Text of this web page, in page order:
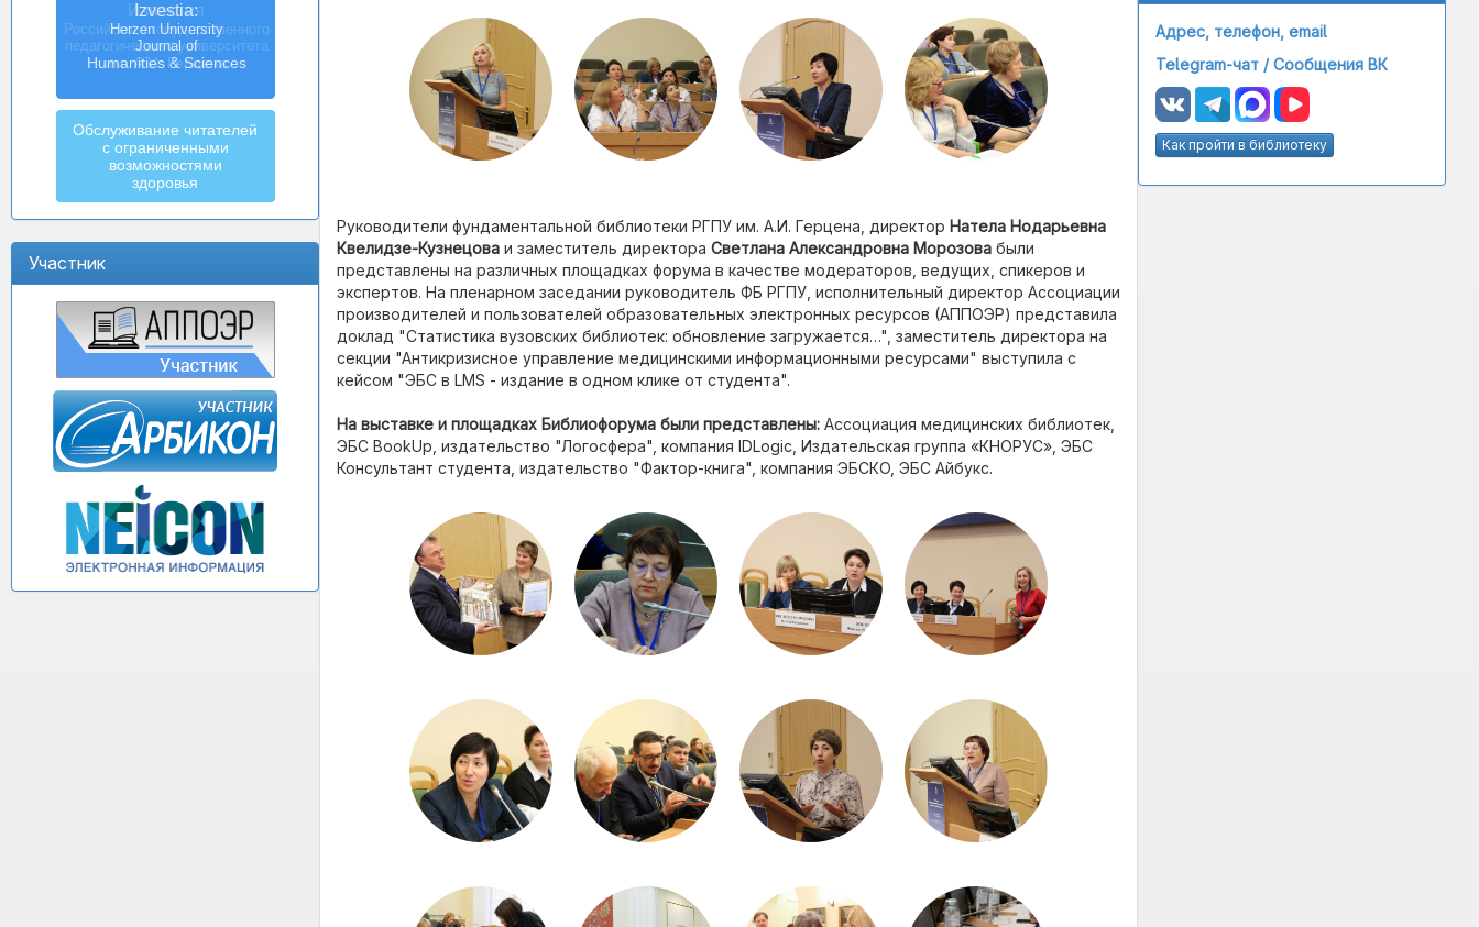
Известия
Российского государственного
педагогического университета
им. А.И. Герцена
Обслуживание читателей
с ограниченными
возможностями
здоровья
Участник
Адрес, телефон, email
Telegram-чат /Сообщения ВК
Как пройти в библиотеку
Руководители фундаментальной библиотеки РГПУ им. А.И. Герцена, директор Натела Нодарьевна
Квелидзе-Кузнецова и заместитель директора Светлана Александровна Морозова были
представлены на различных площадках форума в качестве модераторов, ведущих, спикеров и
экспертов. На пленарном заседании руководитель ФБ РГПУ, исполнительный директор Ассоциации
производителей и пользователей образовательных электронных ресурсов (АППОЭР) представила
доклад "Статистика вузовских библиотек: обновление загружается…", заместитель директора на
секции "Антикризисное управление медицинскими информационными ресурсами" выступила с
кейсом "ЭБС в LMS - издание в одном клике от студента".
На выставке и площадках Библиофорума были представлены: Ассоциация медицинских библиотек,
ЭБС BookUp, издательство "Логосфера", компания IDLogic, Издательская группа «КНОРУС», ЭБС
Консультант студента, издательство "Фактор-книга", компания ЭБСКО, ЭБС Айбукс.